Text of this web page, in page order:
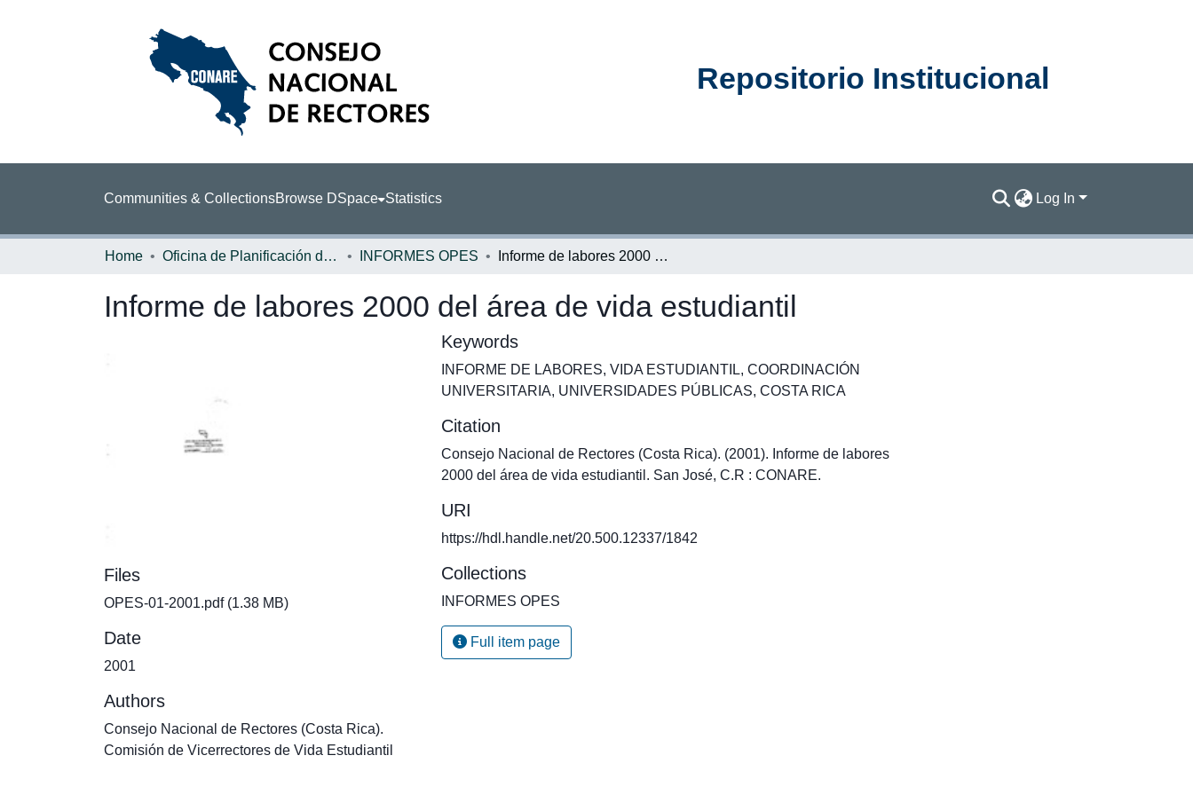
Repositorio Institucional
Communities & CollectionsBrowse DSpace Statistics Log In
Home Oficina de Planificación de la Educación Superior (OPES) INFORMES OPES Informe de labores 2000 del área de vida estudiantil
Informe de labores 2000 del área de vida estudiantil
Files
OPES-01-2001.pdf(1.38 MB)
Date
2001
Authors
Consejo Nacional de Rectores (Costa Rica).
Comisión de Vicerrectores de Vida Estudiantil
Keywords
INFORME DE LABORES, VIDA ESTUDIANTIL, COORDINACIÓN
UNIVERSITARIA, UNIVERSIDADES PÚBLICAS, COSTA RICA
Citation
Consejo Nacional de Rectores (Costa Rica). (2001). Informe de labores
2000 del área de vida estudiantil. San José, C.R : CONARE.
URI
https://hdl.handle.net/20.500.12337/1842
Collections
INFORMES OPES
Full item page